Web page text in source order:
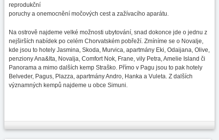
reprodukční
poruchy a onemocnění močových cest a zažívacího aparátu.
Na ostrově najdeme velké možnosti ubytování, snad dokonce jde o jednu z
nejširších nabídek po celém Chorvatském pobřeží. Zmíníme se o Novalje,
kde jsou to hotely Jasmina, Skoda, Murvica, apartmány Eki, Odaijana, Olive,
penziony Ana&Ita, Novalja, Comfort Nok, Frane, vily Petra, Amelie Island či
Panorama a mimo dalších kemp Straško. Přímo v Pagu jsou to pak hotely
Belveder, Pagus, Plazza, apartmány Andro, Hanka a Vuleta. Z dalších
významných kempů najdeme u obce Simuni.